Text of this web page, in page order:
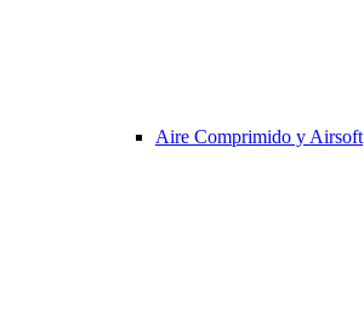
Aire Comprimido y Airsoft